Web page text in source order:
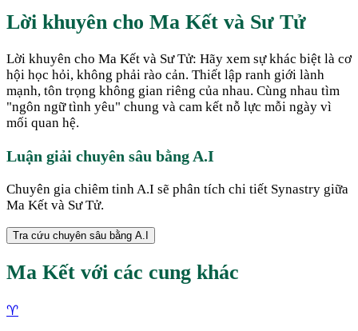
Lời khuyên cho Ma Kết và Sư Tử
Lời khuyên cho Ma Kết và Sư Tử: Hãy xem sự khác biệt là cơ
hội học hỏi, không phải rào cản. Thiết lập ranh giới lành
mạnh, tôn trọng không gian riêng của nhau. Cùng nhau tìm
"ngôn ngữ tình yêu" chung và cam kết nỗ lực mỗi ngày vì
mối quan hệ.
Luận giải chuyên sâu bằng A.I
Chuyên gia chiêm tinh A.I sẽ phân tích chi tiết Synastry giữa
Ma Kết và Sư Tử.
Tra cứu chuyên sâu bằng A.I
Ma Kết với các cung khác
♈